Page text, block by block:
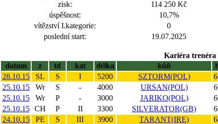
zisk:
114 250 Kč
úspěšnost:
10,7%
vítězství I.kategorie:
0
poslední start:
19.07.2025
Kariéra trenéra
datum
z td kat délka kůň
28.10.15
SL S I 5200 SZTORM(POL)
25.10.15
Wr S - 4000 URSAN(POL)
25.10.15
Wr P - 3000 JARIKO(POL)
25.10.15
CH P II 3300 SILVERATOR(GB)
24.10.15
PE S III 3900 TARANT(IRE)